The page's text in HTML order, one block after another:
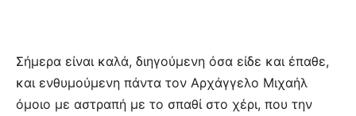
Σήμερα είναι καλά, διηγούμενη όσα είδε και έπαθε,
και ενθυμούμενη πάντα τον Αρχάγγελο Μιχαήλ
όμοιο με αστραπή με το σπαθί στο χέρι, που την